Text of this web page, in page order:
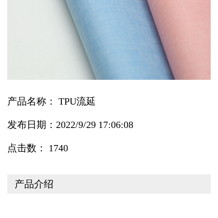
产品名称： TPU流延
发布日期：2022/9/29 17:06:08
点击数： 1740
产品介绍